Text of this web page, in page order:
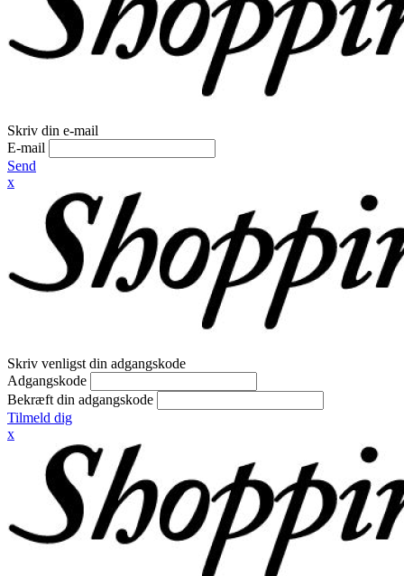
Skriv din e-mail
E-mail
Send
x
Skriv venligst din adgangskode
Adgangskode
Bekræft din adgangskode
Tilmeld dig
x